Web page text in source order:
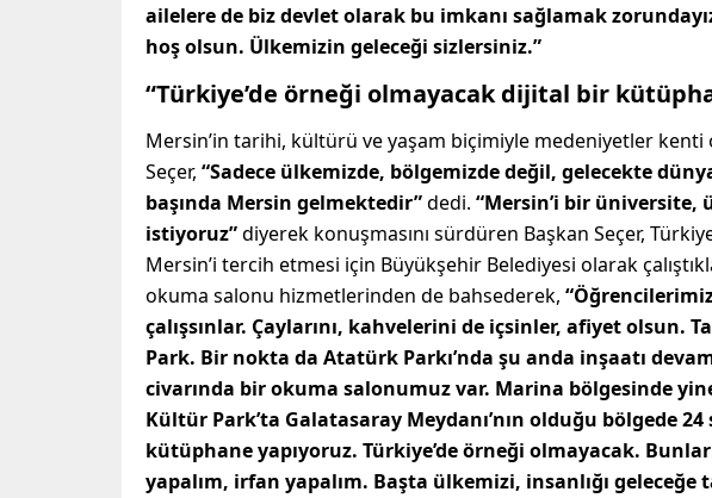
ailelere de biz devlet olarak bu imkanı sağlamak
hoş olsun. Ülkemizin geleceği sizlersiniz.”
“Türkiye’de örneği olmayacak dijital bir
Mersin’in tarihi, kültürü ve yaşam biçimiyle medeniyetler kenti
Seçer, “Sadece ülkemizde, bölgemizde değil, gelecekte
başında Mersin gelmektedir”dedi. “Mersin’i bir
istiyoruz”diyerek konuşmasını sürdüren Başkan Seçer,
Mersin’i tercih etmesi için Büyükşehir Belediyesi olarak
okuma salonu hizmetlerinden de bahsederek,
çalışsınlar. Çaylarını, kahvelerini de içsinler, afiyet olsun.
Park. Bir nokta da Atatürk Parkı’nda şu anda inşaatı
civarında bir okuma salonumuz var. Marina bölgesinde
Kültür Park’ta Galatasaray Meydanı’nın olduğu bölgede
kütüphane yapıyoruz. Türkiye’de örneği olmayacak.
yapalım, irfan yapalım. Başta ülkemizi, insanlığı geleceğe